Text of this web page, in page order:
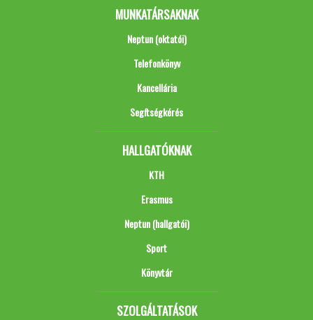
MUNKATÁRSAKNAK
Neptun (oktatói)
Telefonkönyv
Kancellária
Segítségkérés
HALLGATÓKNAK
KTH
Erasmus
Neptun (hallgatói)
Sport
Könyvtár
SZOLGÁLTATÁSOK